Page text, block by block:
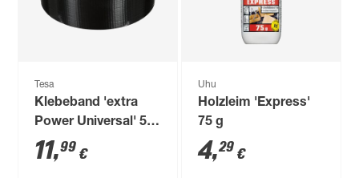
Tesa
Klebeband 'extra
Power Universal' 50
m
11,99 €
Uhu
Holzleim 'Express'
75 g
4,29 €